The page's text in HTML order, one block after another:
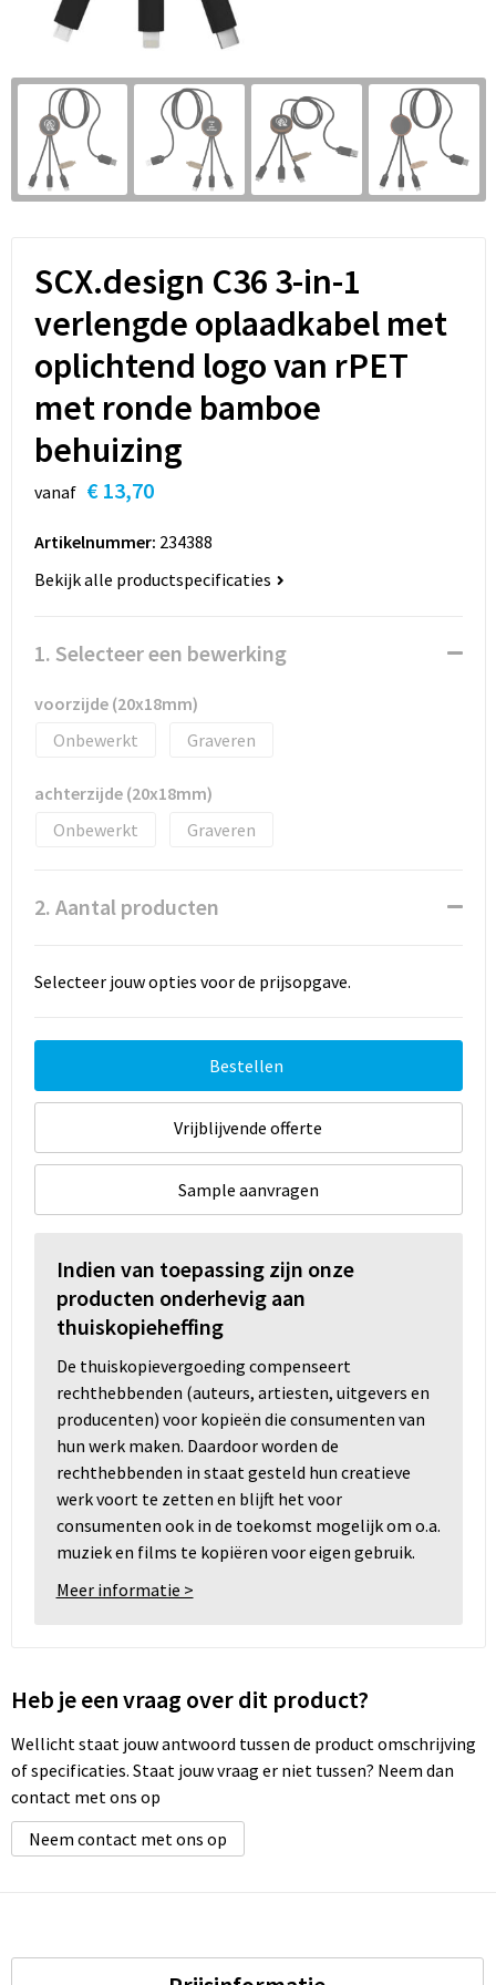
Sleutelhangers en Lanyards
Spellen voor binnen en buiten
Sport
Veiligheid, Auto en Fiets
Vrije tijd en Strand
Waterflesjes
Hoofdtelefoons
Powerbanks
Sweaters
Vesten
SCX.design C36 3-in-1
verlengde oplaadkabel met
oplichtend logo van rPET
met ronde bamboe
behuizing
vanaf € 13,70
Artikelnummer: 234388
Bekijk alle productspecificaties
1. Selecteer een bewerking
voorzijde (20x18mm)
Onbewerkt
Graveren
achterzijde (20x18mm)
Onbewerkt
Graveren
2. Aantal producten
Selecteer jouw opties voor de prijsopgave.
Bestellen
Vrijblijvende offerte
Sample aanvragen
Indien van toepassing zijn onze
producten onderhevig aan
thuiskopieheffing
De thuiskopievergoeding compenseert
rechthebbenden (auteurs, artiesten, uitgevers en
producenten) voor kopieën die consumenten van
hun werk maken. Daardoor worden de
rechthebbenden in staat gesteld hun creatieve
werk voort te zetten en blijft het voor
consumenten ook in de toekomst mogelijk om o.a.
muziek en films te kopiëren voor eigen gebruik.
Meer informatie >
Heb je een vraag over dit product?
Wellicht staat jouw antwoord tussen de product omschrijving
of specificaties. Staat jouw vraag er niet tussen? Neem dan
contact met ons op
Neem contact met ons op